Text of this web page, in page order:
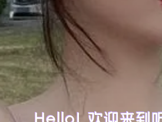
Hello! 欢迎来到